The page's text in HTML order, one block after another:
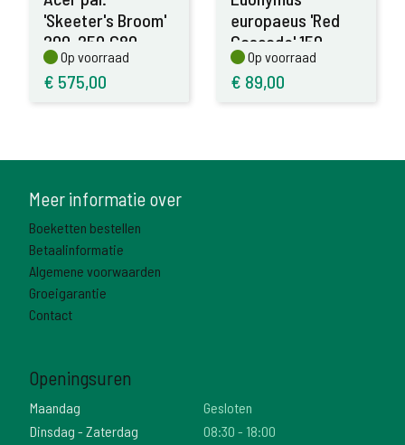
'Skeeter's Broom'
200-250,C80
Op voorraad
Op voorraad
€ 575,00
europaeus 'Red
Cascade' 150-
175,C20
Op voorraad
Op voorraad
€ 89,00
Meer informatie over
Boeketten bestellen
Betaalinformatie
Algemene voorwaarden
Groeigarantie
Contact
Openingsuren
Maandag
Gesloten
Dinsdag - Zaterdag
08:30 - 18:00